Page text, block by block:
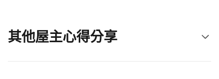
其他屋主心得分享